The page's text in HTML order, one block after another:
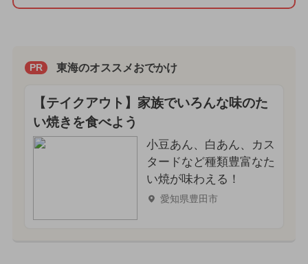
PR 東海のオススメおでかけ
【テイクアウト】家族でいろんな味のた
い焼きを食べよう
小豆あん、白あん、カス
タードなど種類豊富なた
い焼が味わえる！
愛知県豊田市